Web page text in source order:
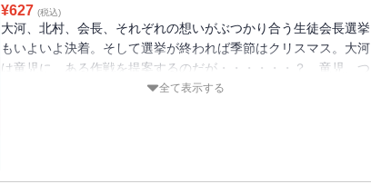
¥627 (税込)
大河、北村、会長、それぞれの想いがぶつかり合う生徒会長選挙
もいよいよ決着。そして選挙が終われば季節はクリスマス。大河
は竜児に、ある作戦を提案するのだが・・・・・・？ 竜児、つ
全て表示する